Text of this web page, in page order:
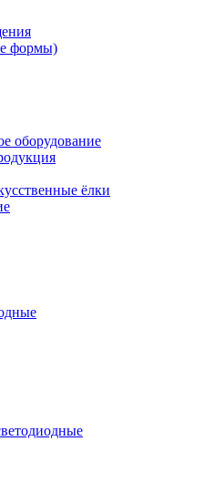
формы)
оборудование
ёлки